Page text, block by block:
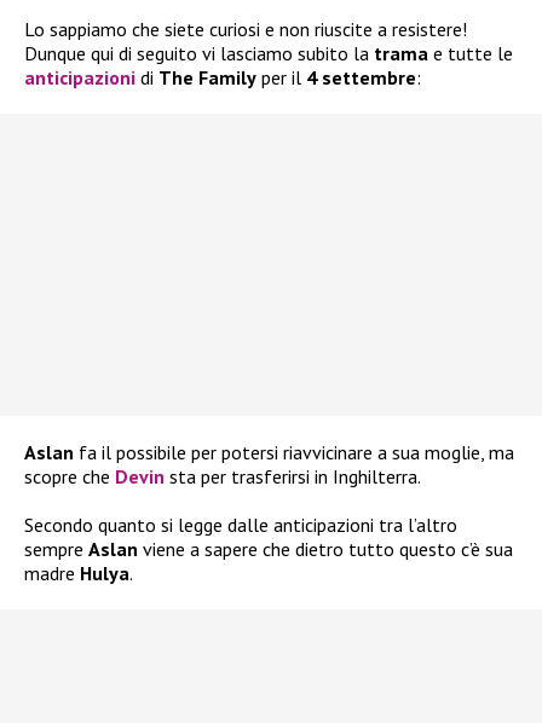
Lo sappiamo che siete curiosi e non riuscite a resistere!
Dunque qui di seguito vi lasciamo subito la trama e tutte le
anticipazioni di The Family per il 4 settembre:
Aslan fa il possibile per potersi riavvicinare a sua moglie, ma
scopre che Devin sta per trasferirsi in Inghilterra.
Secondo quanto si legge dalle anticipazioni tra l’altro
sempre Aslan viene a sapere che dietro tutto questo c’è sua
madre Hulya.